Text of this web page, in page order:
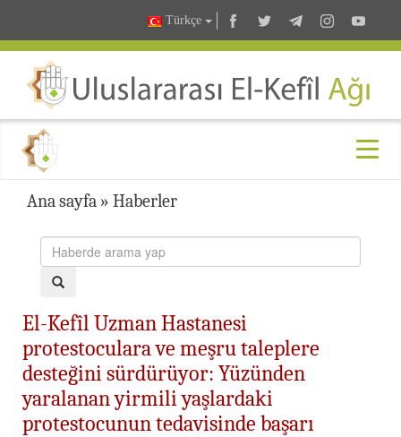
Türkçe
Ana sayfa » Haberler
El-Kefîl Uzman Hastanesi
protestoculara ve meşru taleplere
desteğini sürdürüyor: Yüzünden
yaralanan yirmili yaşlardaki
protestocunun tedavisinde başarı